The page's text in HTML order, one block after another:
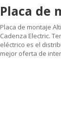
Placa de
Placa de montaje
Cadenza Electric.
eléctrico es el
mejor oferta de